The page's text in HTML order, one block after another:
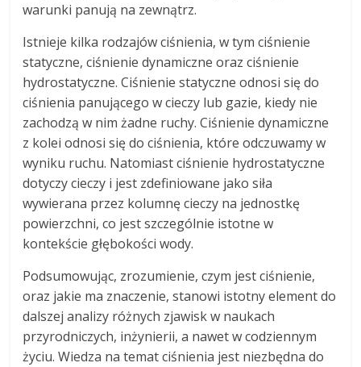
warunki panują na zewnątrz.
Istnieje kilka rodzajów ciśnienia, w tym ciśnienie
statyczne, ciśnienie dynamiczne oraz ciśnienie
hydrostatyczne. Ciśnienie statyczne odnosi się do
ciśnienia panującego w cieczy lub gazie, kiedy nie
zachodzą w nim żadne ruchy. Ciśnienie dynamiczne
z kolei odnosi się do ciśnienia, które odczuwamy w
wyniku ruchu. Natomiast ciśnienie hydrostatyczne
dotyczy cieczy i jest zdefiniowane jako siła
wywierana przez kolumnę cieczy na jednostkę
powierzchni, co jest szczególnie istotne w
kontekście głębokości wody.
Podsumowując, zrozumienie, czym jest ciśnienie,
oraz jakie ma znaczenie, stanowi istotny element do
dalszej analizy różnych zjawisk w naukach
przyrodniczych, inżynierii, a nawet w codziennym
życiu. Wiedza na temat ciśnienia jest niezbędna do